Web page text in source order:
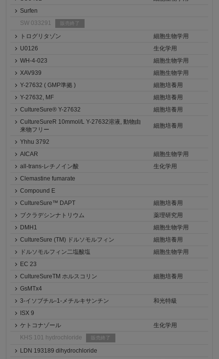
Surfen
SW 033291
販売終了
トログリタゾン
細胞生物学用
U0126
生化学用
WH-4-023
細胞生物学用
XAV939
細胞生物学用
Y-27632 ( GMP準拠 )
細胞培養用
Y-27632, MF
細胞培養用
CultureSure® Y-27632
細胞培養用
CultureSureR 10mmol/L Y-27632溶液, 動物由
来物フリー
細胞培養用
Yhhu 3792
AICAR
細胞生物学用
all-trans-レチノイン酸
生化学用
Clemastine fumarate
Compound E
CultureSure™ DAPT
細胞培養用
ブクラデシンナトリウム
薬理研究用
DMH1
細胞生物学用
CultureSure (TM) ドルソモルフィン
細胞培養用
ドルソモルフィン二塩酸塩
細胞生物学用
EC 23
CultureSureTM ホルスコリン
細胞培養用
GsMTx4
3-イソブチル-1-メチルキサンチン
和光特級
ISX 9
ケトコナゾール
生化学用
KHS 101 hydrochloride
販売終了
LDN 193189 dihydrochloride